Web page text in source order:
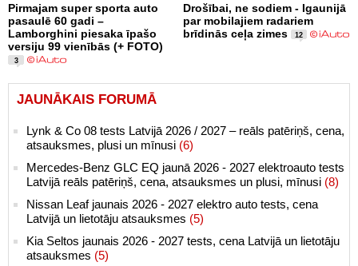
Pirmajam super sporta auto
pasaulē 60 gadi –
Lamborghini piesaka īpašo
versiju 99 vienībās (+ FOTO)
3
Drošībai, ne sodiem - Igaunijā
par mobilajiem radariem
brīdinās ceļa zimes
12
JAUNĀKAIS FORUMĀ
Lynk & Co 08 tests Latvijā 2026 / 2027 – reāls patēriņš, cena,
atsauksmes, plusi un mīnusi (6)
Mercedes-Benz GLC EQ jaunā 2026 - 2027 elektroauto tests
Latvijā reāls patēriņš, cena, atsauksmes un plusi, mīnusi (8)
Nissan Leaf jaunais 2026 - 2027 elektro auto tests, cena
Latvijā un lietotāju atsauksmes (5)
Kia Seltos jaunais 2026 - 2027 tests, cena Latvijā un lietotāju
atsauksmes (5)